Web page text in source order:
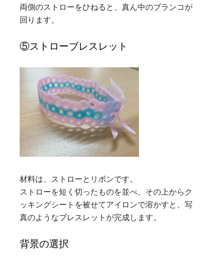
両側のストローをひねると、真ん中のブランコが
回ります。
⑤ストローブレスレット
材料は、ストローとリボンです。
ストローを短く切ったものを並べ、その上からク
ッキングシートを被せてアイロンで溶かすと、写
真のようなブレスレットが完成します。
背景の選択